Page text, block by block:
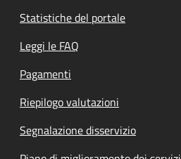
Statistiche del portale
Leggi le FAQ
Pagamenti
Riepilogo valutazioni
Segnalazione disservizio